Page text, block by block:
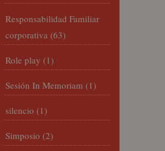
Responsabilidad Familiar
corporativa (63)
Role play (1)
Sesión In Memoriam (1)
silencio (1)
Simposio (2)